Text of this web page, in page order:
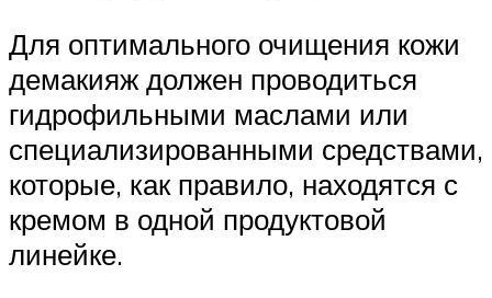
Для оптимального очищения кожи
демакияж должен проводиться
гидрофильными маслами или
специализированными средствами,
которые, как правило, находятся с
кремом в одной продуктовой
линейке.